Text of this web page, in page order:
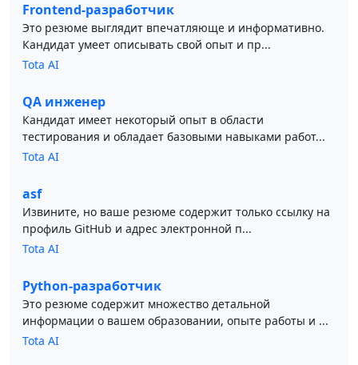
Frontend-разработчик
Это резюме выглядит впечатляюще и информативно.
Кандидат умеет описывать свой опыт и пр...
Tota AI
QA инженер
Кандидат имеет некоторый опыт в области
тестирования и обладает базовыми навыками работ...
Tota AI
asf
Извините, но ваше резюме содержит только ссылку на
профиль GitHub и адрес электронной п...
Tota AI
Python-разработчик
Это резюме содержит множество детальной
информации о вашем образовании, опыте работы и ...
Tota AI